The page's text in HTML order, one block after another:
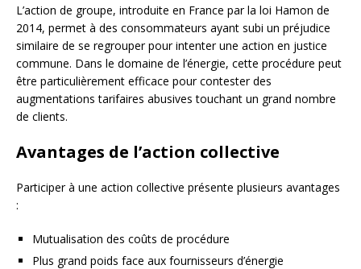
L’action de groupe, introduite en France par la loi Hamon de
2014, permet à des consommateurs ayant subi un préjudice
similaire de se regrouper pour intenter une action en justice
commune. Dans le domaine de l’énergie, cette procédure peut
être particulièrement efficace pour contester des
augmentations tarifaires abusives touchant un grand nombre
de clients.
Avantages de l’action collective
Participer à une action collective présente plusieurs avantages
:
Mutualisation des coûts de procédure
Plus grand poids face aux fournisseurs d’énergie